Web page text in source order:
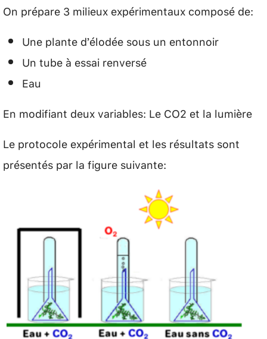
On prépare 3 milieux expérimentaux composé de:
Une plante d’élodée sous un entonnoir
Un tube à essai renversé
Eau
En modifiant deux variables: Le CO2 et la lumière
Le protocole expérimental et les résultats sont
présentés par la figure suivante: